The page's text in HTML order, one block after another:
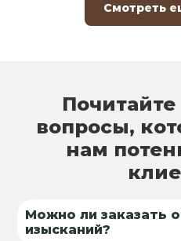
Смотреть
вопросы,
нам
Можно ли заказать
изысканий?